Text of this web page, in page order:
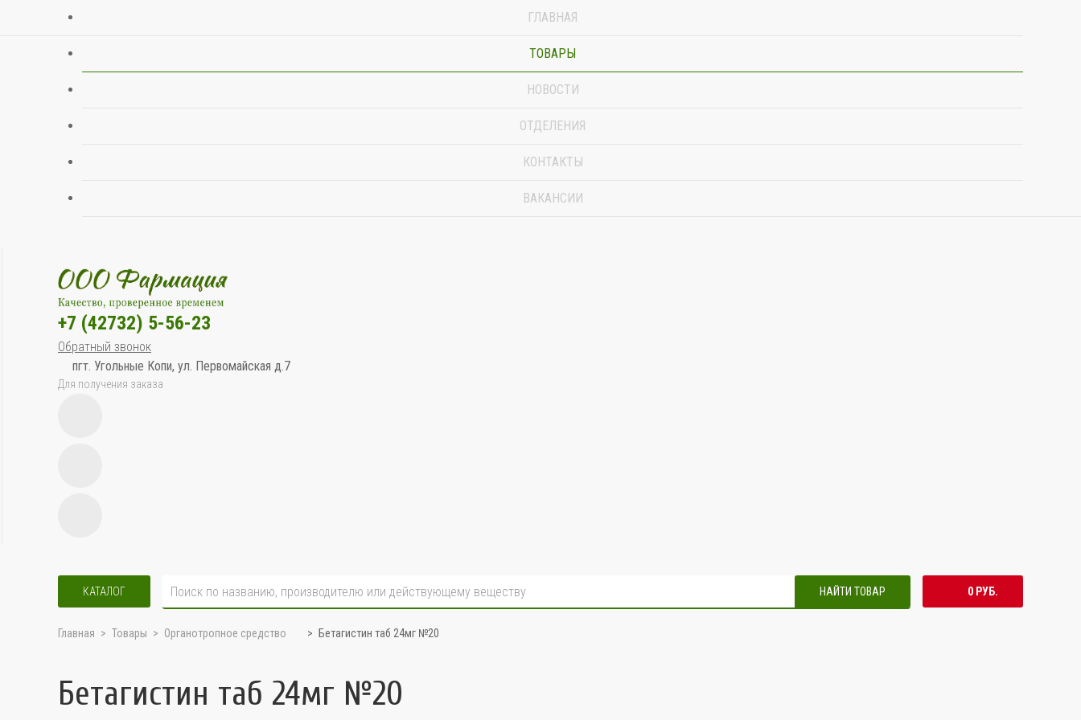
ГЛАВНАЯ
ТОВАРЫ
НОВОСТИ
ОТДЕЛЕНИЯ
КОНТАКТЫ
ВАКАНСИИ
+7 (42732) 5-56-23
Обратный звонок
пгт. Угольные Копи, ул. Первомайская д.7
Для получения заказа
КАТАЛОГ НАЙТИ ТОВАР 0 РУБ.
Главная Товары Органотропное средство Бетагистин таб 24мг №20
Бетагистин таб 24мг №20